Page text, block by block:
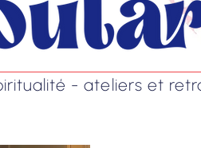
- ateliers et